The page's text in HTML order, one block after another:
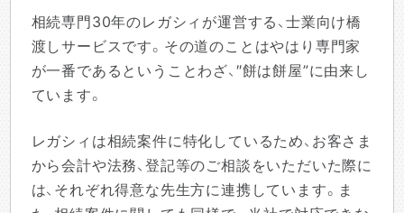
相続専門30年のレガシィが運営する、士業向け橋
渡しサービスです。その道のことはやはり専門家
が一番であるということわざ、″餅は餅屋”に由来し
ています。
レガシィは相続案件に特化しているため、お客さま
から会計や法務、登記等のご相談をいただいた際に
は、それぞれ得意な先生方に連携しています。ま